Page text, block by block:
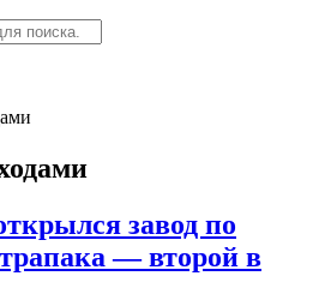
завод по
— второй в